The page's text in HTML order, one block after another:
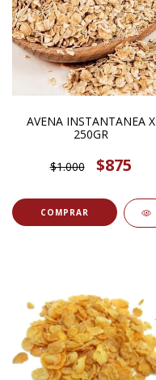
AVENA INSTANTANEA X
250GR
$1.000 $875
COMPRAR